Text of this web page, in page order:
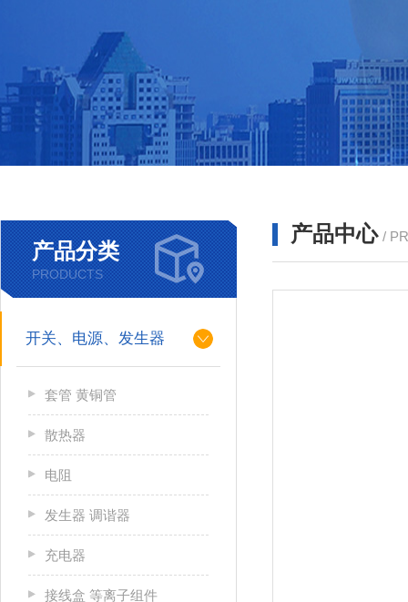
产品分类
PRODUCTS
开关、电源、发生器
套管 黄铜管
散热器
电阻
发生器 调谐器
充电器
接线盒 等离子组件
产品中心 /